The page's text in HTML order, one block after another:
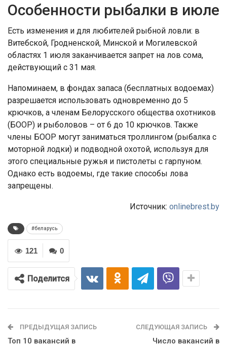
Особенности рыбалки в июле
Есть изменения и для любителей рыбной ловли: в
Витебской, Гродненской, Минской и Могилевской
областях 1 июля заканчивается запрет на лов сома,
действующий с 31 мая.
Напоминаем, в фондах запаса (бесплатных водоемах)
разрешается использовать одновременно до 5
крючков, а членам Белорусского общества охотников
(БООР) и рыболовов – от 6 до 10 крючков. Также
члены БООР могут заниматься троллингом (рыбалка с
моторной лодки) и подводной охотой, используя для
этого специальные ружья и пистолеты с гарпуном.
Однако есть водоемы, где такие способы лова
запрещены.
Источник: onlinebrest.by
#беларусь
0
121
Поделится
ПРЕДЫДУЩАЯ ЗАПИСЬ
Топ 10 вакансий в
СЛЕДУЮЩАЯ ЗАПИСЬ
Число вакансий в